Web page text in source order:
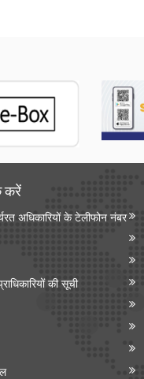
करें
अधिकारियों के टेलीफोन नंबर
की सूची